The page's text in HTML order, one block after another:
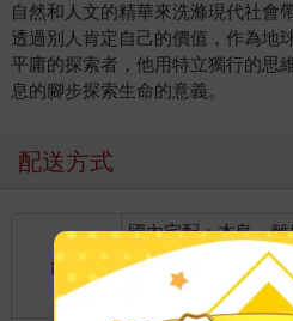
自然和人文的精華來洗滌現代社會
透過別人肯定自己的價值，作為地
平庸的探索者，他用特立獨行的思
息的腳步探索生命的意義。
配送方式
台灣
國內宅配：本島、
到店取貨：
不限